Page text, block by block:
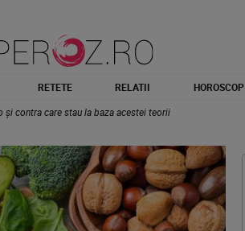
RETETE RELATII HOROSCOP
contra care stau la baza acestei teorii